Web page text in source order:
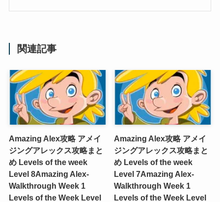
関連記事
Amazing Alex攻略 アメイ
ジングアレックス攻略まと
め Levels of the week
Level 8Amazing Alex-
Walkthrough Week 1
Levels of the Week Level
Amazing Alex攻略 アメイ
ジングアレックス攻略まと
め Levels of the week
Level 7Amazing Alex-
Walkthrough Week 1
Levels of the Week Level